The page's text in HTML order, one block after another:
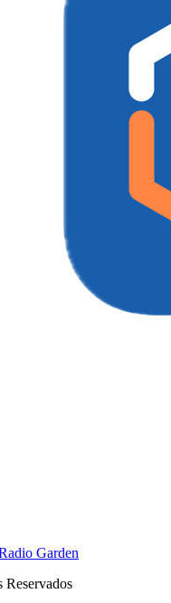
Garden